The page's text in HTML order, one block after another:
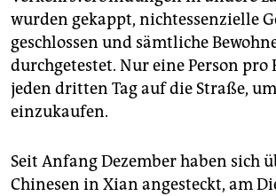
wurden gekappt, nichtessenzielle
geschlossen und sämtliche
durchgetestet. Nur eine Person
jeden dritten Tag auf die Straße,
einzukaufen.
Seit Anfang Dezember haben sich
Chinesen in Xian angesteckt, am